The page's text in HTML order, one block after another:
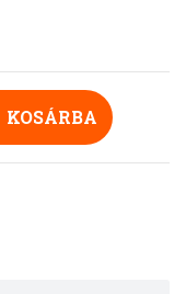
KOSÁRBA